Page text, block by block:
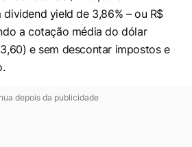
dividend yield de 3,86% – ou R$
a cotação média do dólar
e sem descontar impostos e
depois da publicidade